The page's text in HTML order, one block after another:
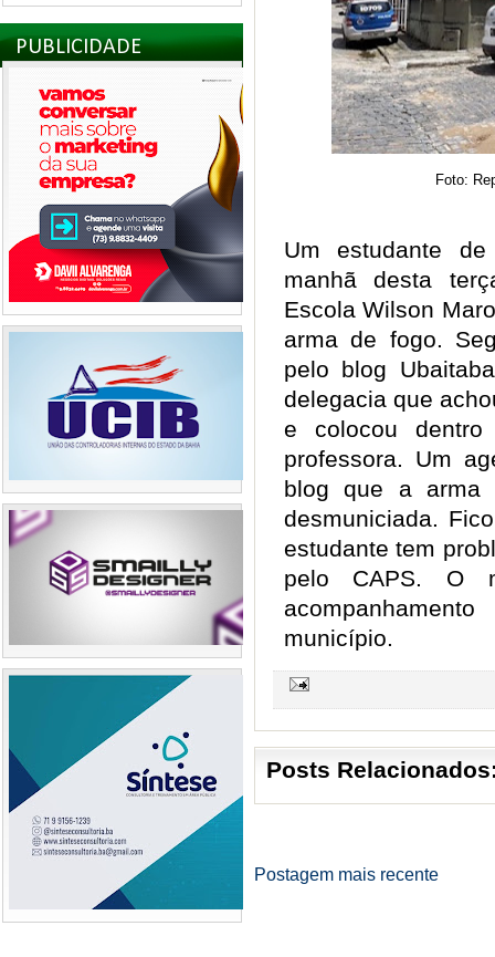
PUBLICIDADE
Foto:
Um estudante
manhã desta
Escola Wilson
arma de fogo.
pelo blog
delegacia que
e colocou
professora. Um
blog que a arma
desmuniciada.
estudante tem
pelo CAPS. O
município.
Posts
Postagem mais recente